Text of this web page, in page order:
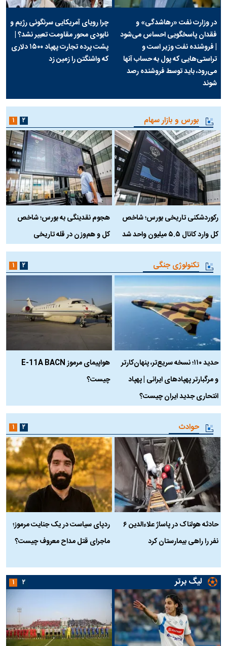
در وزارت نفت «رهاشدگی» و
فقدان پاسخگویی احساس می‌شود
| فروشنده نفت وزیر است و
تراستی‌هایی که پول به حساب آنها
می‌رود، باید توسط فروشنده رصد
شوند
چرا رویای آمریکایی سرنگونی رژیم و
نابودی محور مقاومت تعبیر نشد؟ |
پشت پرده تجارت پهپاد‌ ۱۵۰۰ دلاری
که واشنگتن را زمین زد
بورس و بازار سهام
رکوردشکنی تاریخی بورس؛ شاخص
کل وارد کانال ۵.۵ میلیون واحد شد
هجوم نقدینگی به بورس؛ شاخص
کل و هم‌وزن در قله تاریخی
۱ ۲
تکنولوژی جنگی
حدید ۱۱۰؛ نسخه سریع‌تر، پنهان‌کارتر
و مرگبارتر پهپادهای ایرانی | پهپاد
انتحاری جدید ایران چیست؟
هواپیمای مرموز E-11A BACN
چیست؟
۱ ۲
حوادث
حادثه هولناک در پاساژ علاءالدین ۶
نفر را راهی بیمارستان کرد
ردپای سیاست در یک جنایت مرموز؛
ماجرای قتل مداح معروف چیست؟
۱ ۲
لیگ برتر ۱ ۲